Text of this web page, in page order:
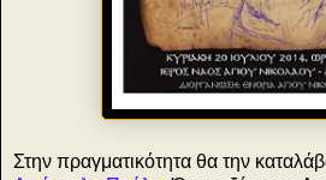
Στην πραγματικότητα θα την